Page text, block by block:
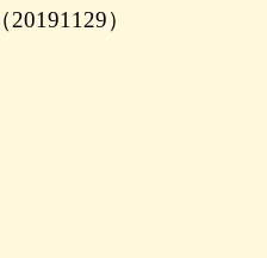
（20191129）